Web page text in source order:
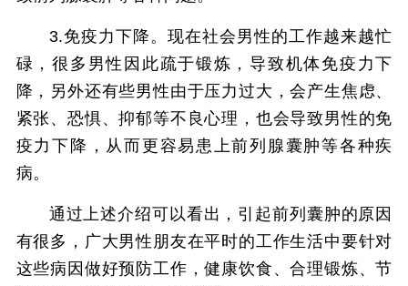
3.免疫力下降。现在社会男性的工作越来越忙
碌，很多男性因此疏于锻炼，导致机体免疫力下
降，另外还有些男性由于压力过大，会产生焦虑、
紧张、恐惧、抑郁等不良心理，也会导致男性的免
疫力下降，从而更容易患上前列腺囊肿等各种疾
病。
通过上述介绍可以看出，引起前列囊肿的原因
有很多，广大男性朋友在平时的工作生活中要针对
这些病因做好预防工作，健康饮食、合理锻炼、节